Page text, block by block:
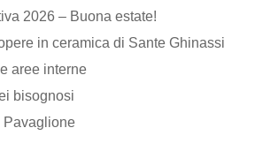
2026 – Buona estate!
in ceramica di Sante Ghinassi
aree interne
bisognosi
Pavaglione